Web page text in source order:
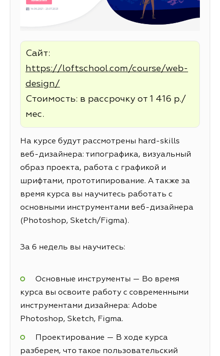
Сайт:
https://loftschool.com/course/web-
design/
Стоимость: в рассрочку от 1 416 р./
мес.
На курсе будут рассмотрены hard-skills
веб-дизайнера: типографика, визуальный
образ проекта, работа с графикой и
шрифтами, прототипирование. А также за
время курса вы научитесь работать с
основными инструментами веб-дизайнера
(Photoshop, Sketch/Figma).
За 6 недель вы научитесь:
Основные инструменты — Во время
курса вы освоите работу с современными
инструментами дизайнера: Adobe
Photoshop, Sketch, Figma.
Проектирование — В ходе курса
разберем, что такое пользовательский